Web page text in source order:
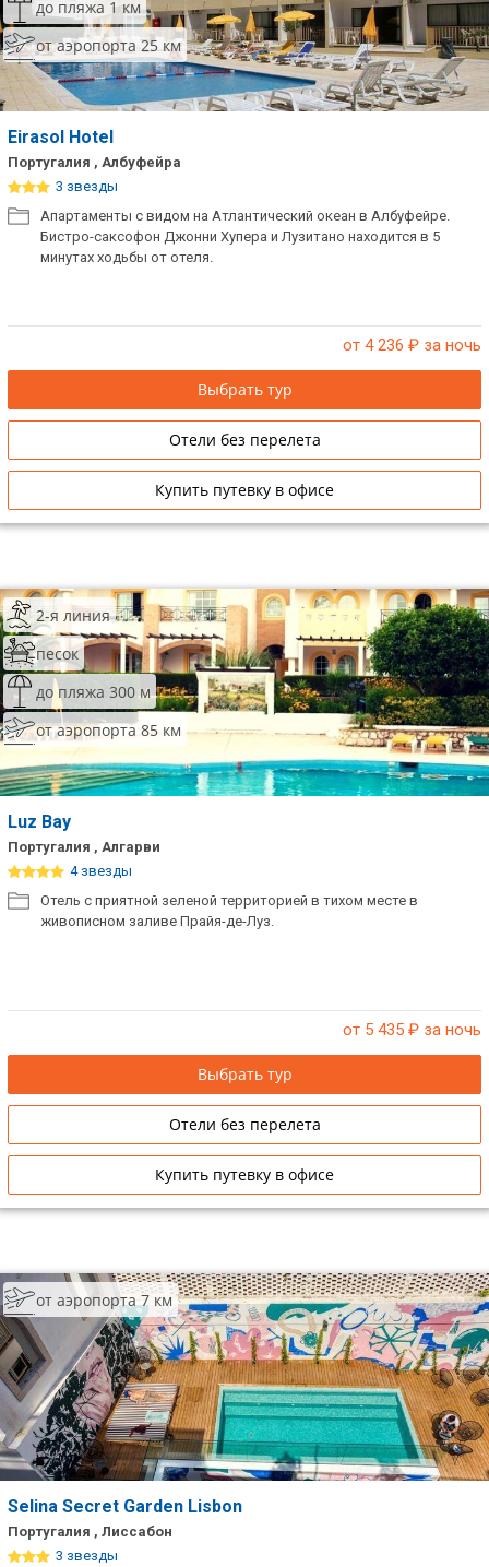
до пляжа 1 км
от аэропорта 25 км
Eirasol Hotel
Португалия , Албуфейра
3 звезды
Апартаменты с видом на Атлантический океан в Албуфейре.
Бистро-саксофон Джонни Хупера и Лузитано находится в 5
минутах ходьбы от отеля.
от 4 236 ₽ за ночь
Выбрать тур
Отели без перелета
Купить путевку в офисе
2-я линия
песок
до пляжа 300 м
от аэропорта 85 км
Luz Bay
Португалия , Алгарви
4 звезды
Отель с приятной зеленой территорией в тихом месте в
живописном заливе Прайя-де-Луз.
от 5 435 ₽ за ночь
Выбрать тур
Отели без перелета
Купить путевку в офисе
от аэропорта 7 км
Selina Secret Garden Lisbon
Португалия , Лиссабон
3 звезды
Сетевые отели Таиланда
Сетевые отели Шри Ланки
Сетевые отели Вьетнама
Сетевые отели Мальдив
Сетевые отели Бали